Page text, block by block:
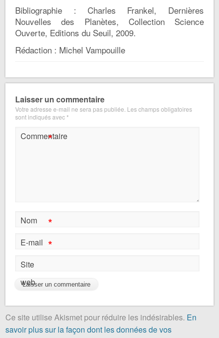
Bibliographie : Charles Frankel, Dernières
Nouvelles des Planètes, Collection Science
Ouverte, Editions du Seuil, 2009.
Rédaction : Michel Vampouille
Laisser un commentaire
Votre adresse e-mail ne sera pas publiée. Les champs obligatoires
sont indiqués avec*
Commentaire
*
Nom *
E-mail *
Site
web
Ce site utilise Akismet pour réduire les indésirables. En
savoir plus sur la façon dont les données de vos